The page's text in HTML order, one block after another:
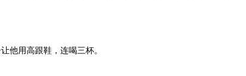
他用高跟鞋，连喝三杯。​